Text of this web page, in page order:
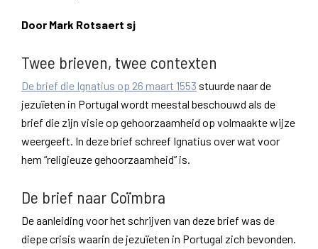
Door Mark Rotsaert sj
Twee brieven, twee contexten
De brief die Ignatius op 26 maart 1553 stuurde naar de
jezuïeten in Portugal wordt meestal beschouwd als de
brief die zijn visie op gehoorzaamheid op volmaakte wijze
weergeeft. In deze brief schreef Ignatius over wat voor
hem “religieuze gehoorzaamheid” is.
De brief naar Coïmbra
De aanleiding voor het schrijven van deze brief was de
diepe crisis waarin de jezuïeten in Portugal zich bevonden.